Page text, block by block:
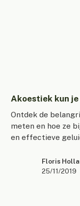
Akoestiek kun
Ontdek de
meten en hoe ze
en effectieve
Floris
25/11/2019